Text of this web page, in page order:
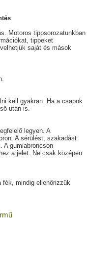
Motoros tippsorozatunkban
tippeket
saját és mások
kell gyakran. Ha a csapok
után is.
legyen. A
A sérülést, szakadást
A gumiabroncson
a jelet. Ne csak középen
fék, mindig ellenőrizzük